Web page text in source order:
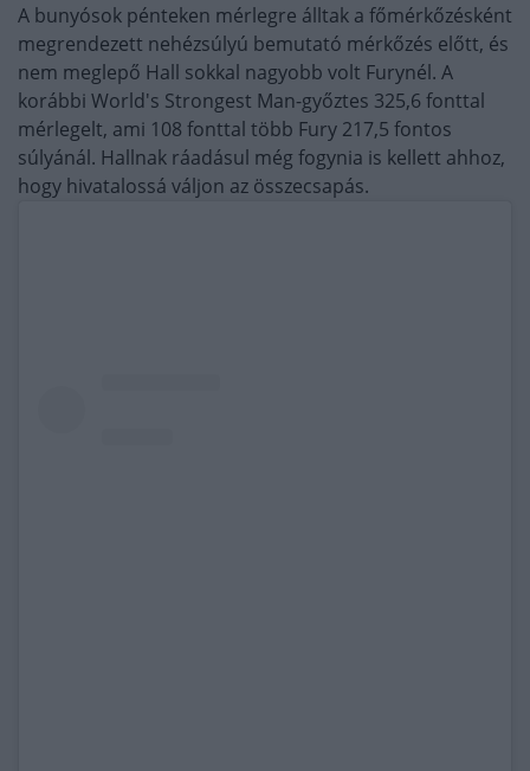
A bunyósok pénteken mérlegre álltak a főmérkőzésként
megrendezett nehézsúlyú bemutató mérkőzés előtt, és
nem meglepő Hall sokkal nagyobb volt Furynél. A
korábbi World's Strongest Man-győztes 325,6 fonttal
mérlegelt, ami 108 fonttal több Fury 217,5 fontos
súlyánál. Hallnak ráadásul még fogynia is kellett ahhoz,
hogy hivatalossá váljon az összecsapás.